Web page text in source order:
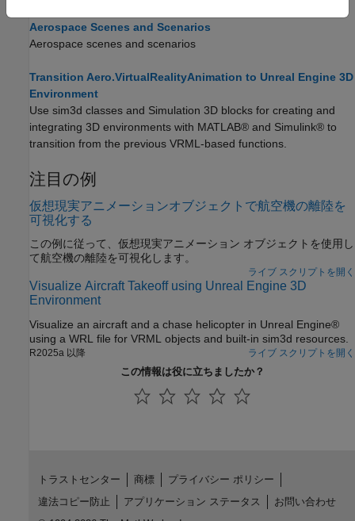
Aerospace Scenes and Scenarios
Aerospace scenes and scenarios
Transition Aero.VirtualRealityAnimation to Unreal Engine 3D
Environment
Use sim3d classes and Simulation 3D blocks for creating and
integrating 3D environments with MATLAB® and Simulink® to
transition from the previous VRML-based functions.
注目の例
仮想現実アニメーションオブジェクトで航空機の離陸を
可視化する
この例に従って、仮想現実アニメーション オブジェクトを使用し
て航空機の離陸を可視化します。
ライブ スクリプトを開く
Visualize Aircraft Takeoff using Unreal Engine 3D
Environment
Visualize an aircraft and a chase helicopter in Unreal Engine®
using a WRL file for VRML objects and built-in sim3d resources.
R2025a 以降 ライブ スクリプトを開く
この情報は役に立ちましたか？
トラストセンター 商標
プライバシー ポリシー
違法コピー防止
アプリケーション ステータス
お問い合わせ